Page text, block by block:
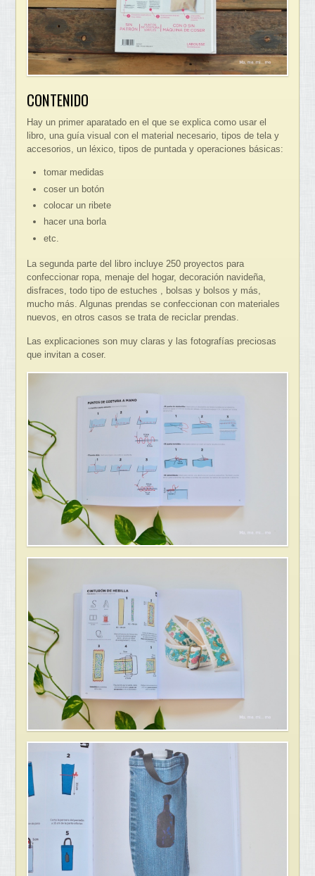
CONTENIDO
Hay un primer aparatado en el que se explica como usar el
libro, una guía visual con el material necesario, tipos de tela y
accesorios, un léxico, tipos de puntada y operaciones básicas:
tomar medidas
coser un botón
colocar un ribete
hacer una borla
etc.
La segunda parte del libro incluye 250 proyectos para
confeccionar ropa, menaje del hogar, decoración navideña,
disfraces, todo tipo de estuches , bolsas y bolsos y más,
mucho más. Algunas prendas se confeccionan con materiales
nuevos, en otros casos se trata de reciclar prendas.
Las explicaciones son muy claras y las fotografías preciosas
que invitan a coser.